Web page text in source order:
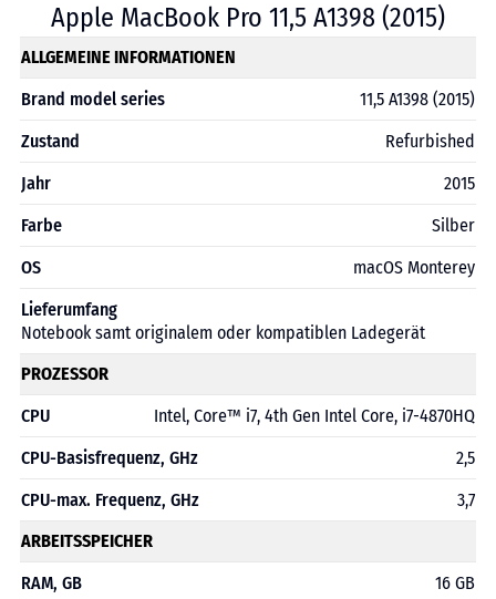
Apple MacBook Pro 11,5 A1398 (2015)
ALLGEMEINE INFORMATIONEN
Brand model series
11,5 A1398 (2015)
Zustand
Refurbished
Jahr
2015
Farbe
Silber
OS
macOS Monterey
Lieferumfang
Notebook samt originalem oder kompatiblen Ladegerät
PROZESSOR
CPU
Intel, Core™ i7, 4th Gen Intel Core, i7-4870HQ
CPU-Basisfrequenz, GHz
2,5
CPU-max. Frequenz, GHz
3,7
ARBEITSSPEICHER
RAM, GB
16 GB